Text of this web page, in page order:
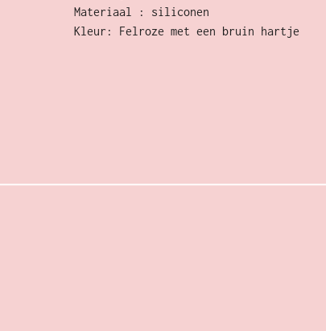
Materiaal : siliconen
Kleur: Felroze met een bruin hartje